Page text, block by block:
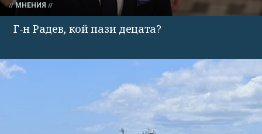
МНЕНИЯ
Г-н Радев, кой пази децата?